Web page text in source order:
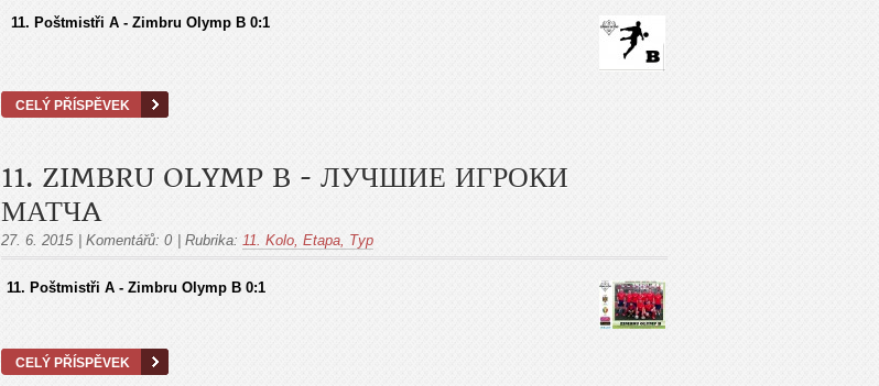
11. Poštmistři A - Zimbru Olymp B 0:1
CELÝ PŘÍSPĚVEK
11. ZIMBRU OLYMP B - ЛУЧШИЕ ИГРОКИ
МАТЧA
27. 6. 2015 Komentářů: 0 Rubrika: 11. Kolo, Etapa, Тур
11. Poštmistři A - Zimbru Olymp B 0:1
CELÝ PŘÍSPĚVEK